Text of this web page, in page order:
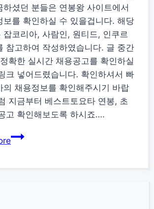
정
리
하셨던 분들은 연봉왕 사이트에서
보를 확인하실 수 있을겁니다. 해당
잡코리아, 사람인, 원티드, 인쿠르
참고하여 작성하였습니다. 글 중간
확한 실시간 채용공고를 확인하실
크 넣어드렸습니다. 확인하셔서 빠
의 채용정보를 확인해주시기 바랍
지금부터 베스트토요타 연봉, 초
고 확인해보도록 하시죠….
베